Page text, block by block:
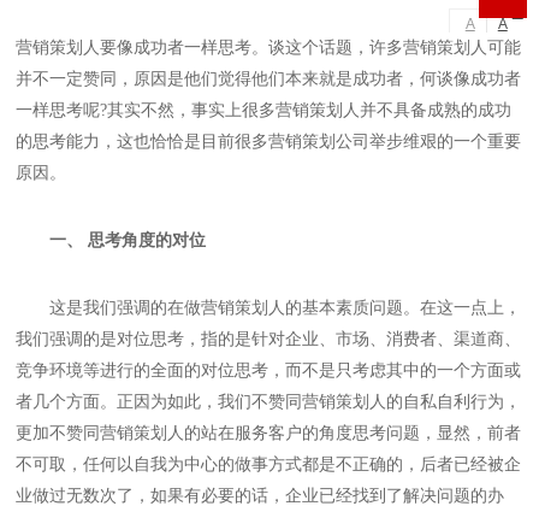
A A
营销策划人要像成功者一样思考。谈这个话题，许多营销策划人可能
并不一定赞同，原因是他们觉得他们本来就是成功者，何谈像成功者
一样思考呢?其实不然，事实上很多营销策划人并不具备成熟的成功
的思考能力，这也恰恰是目前很多营销策划公司举步维艰的一个重要
原因。
一、 思考角度的对位
这是我们强调的在做营销策划人的基本素质问题。在这一点上，
我们强调的是对位思考，指的是针对企业、市场、消费者、渠道商、
竞争环境等进行的全面的对位思考，而不是只考虑其中的一个方面或
者几个方面。正因为如此，我们不赞同营销策划人的自私自利行为，
更加不赞同营销策划人的站在服务客户的角度思考问题，显然，前者
不可取，任何以自我为中心的做事方式都是不正确的，后者已经被企
业做过无数次了，如果有必要的话，企业已经找到了解决问题的办